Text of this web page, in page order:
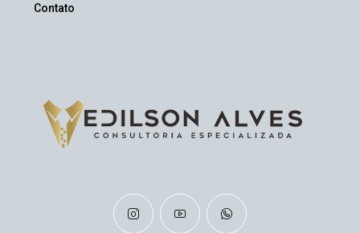
Contato